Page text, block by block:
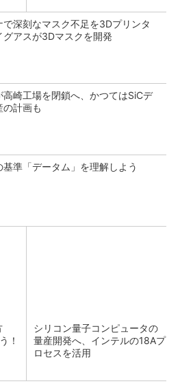
で深刻なマスク不足を3Dプリンタ
グアスが3Dマスクを開発
高崎工場を閉鎖へ、かつてはSiCデ
の計画も
基準「データム」を理解しよう
！
シリコン量子コンピュータの
量産開発へ、インテルの18Aプ
ロセスを活用